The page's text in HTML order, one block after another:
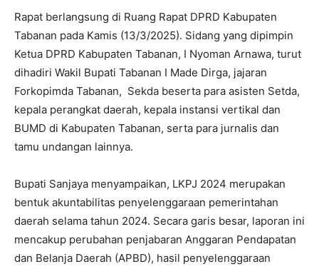
Rapat berlangsung di Ruang Rapat DPRD Kabupaten
Tabanan pada Kamis (13/3/2025). Sidang yang dipimpin
Ketua DPRD Kabupaten Tabanan, I Nyoman Arnawa, turut
dihadiri Wakil Bupati Tabanan I Made Dirga, jajaran
Forkopimda Tabanan, Sekda beserta para asisten Setda,
kepala perangkat daerah, kepala instansi vertikal dan
BUMD di Kabupaten Tabanan, serta para jurnalis dan
tamu undangan lainnya.
Bupati Sanjaya menyampaikan, LKPJ 2024 merupakan
bentuk akuntabilitas penyelenggaraan pemerintahan
daerah selama tahun 2024. Secara garis besar, laporan ini
mencakup perubahan penjabaran Anggaran Pendapatan
dan Belanja Daerah (APBD), hasil penyelenggaraan